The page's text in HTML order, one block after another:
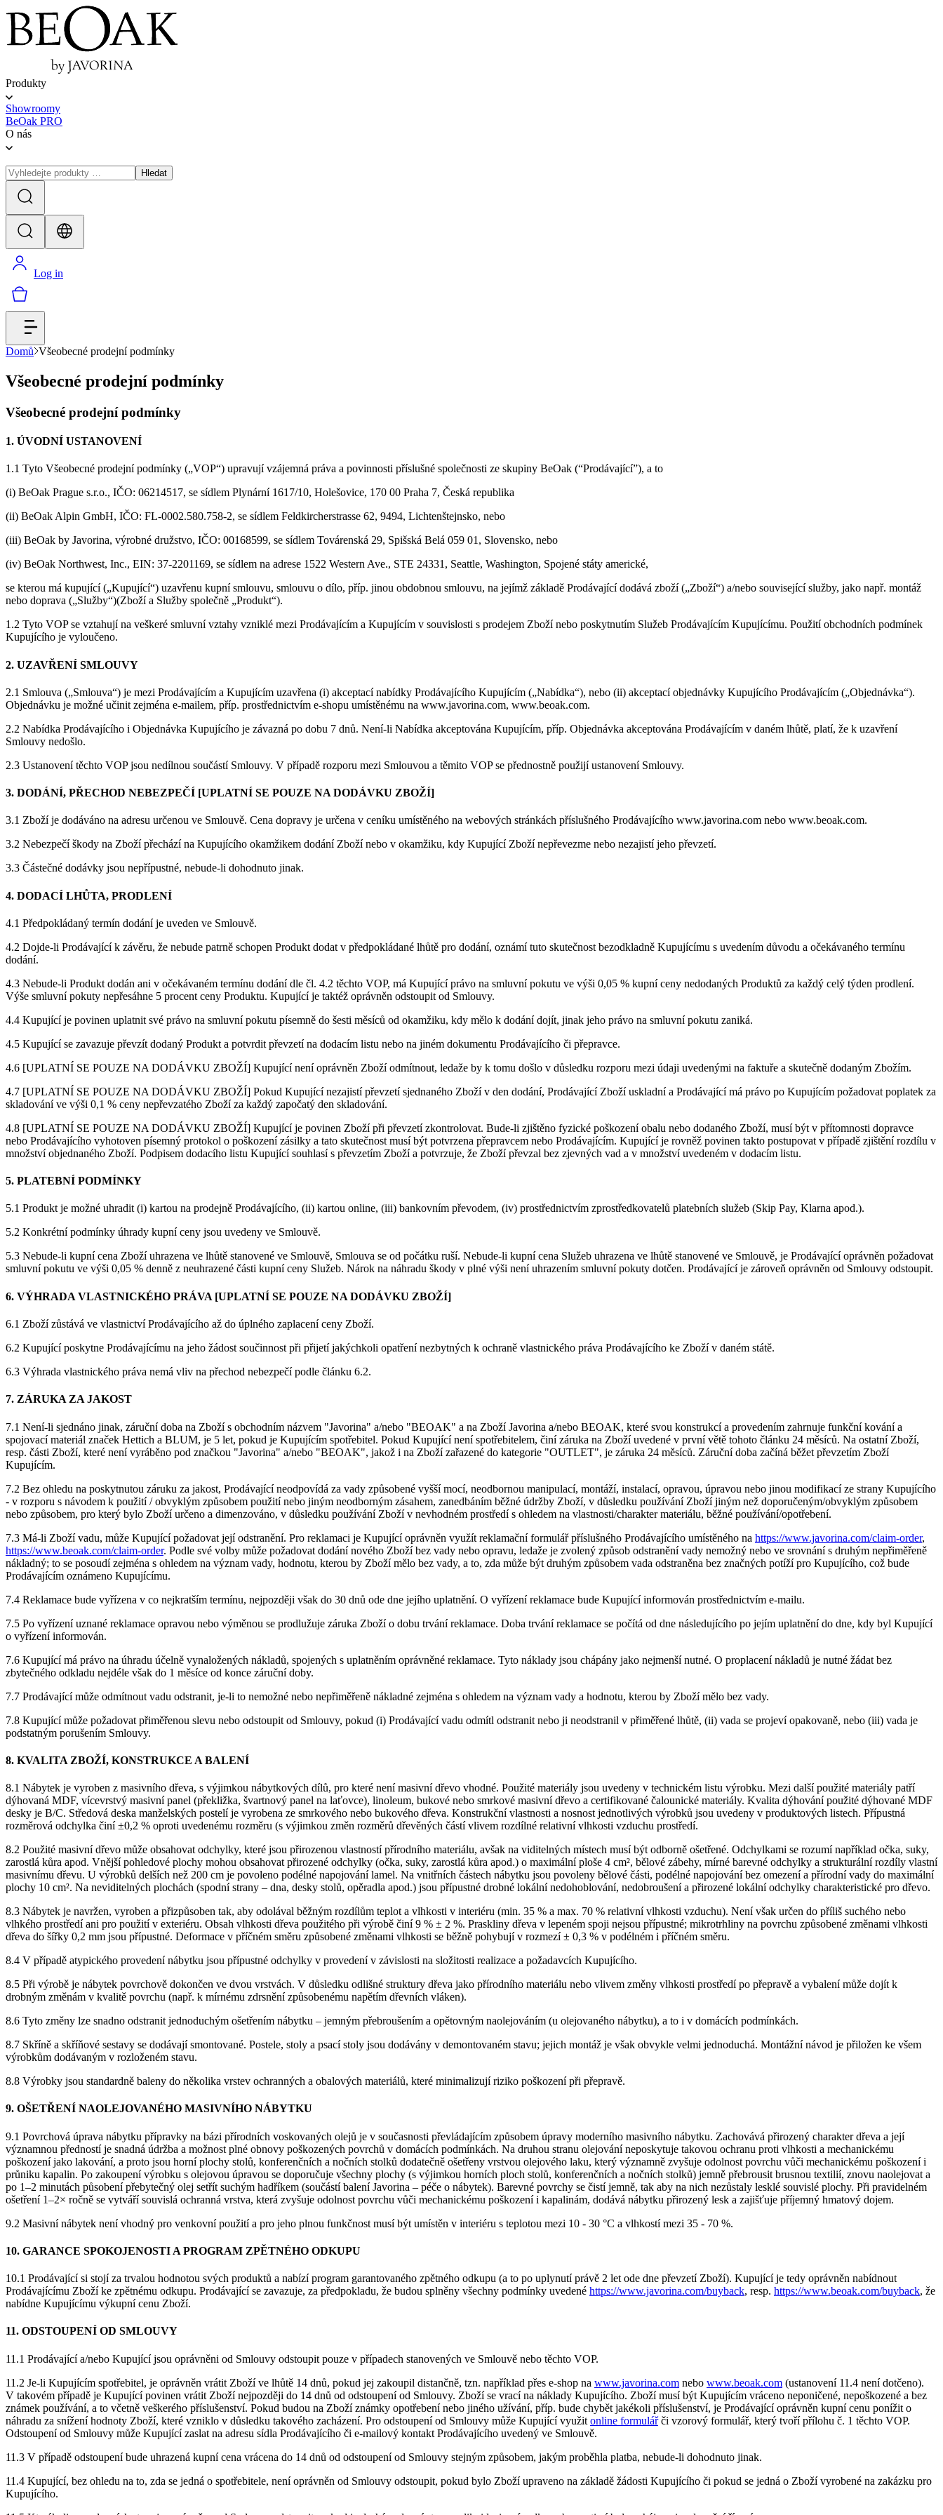
Produkty
Showroomy
BeOak PRO
O nás
Hledat
Log in
Domů Všeobecné prodejní podmínky
Všeobecné prodejní podmínky
Všeobecné prodejní podmínky
1. ÚVODNÍ USTANOVENÍ
1.1 Tyto Všeobecné prodejní podmínky („VOP“) upravují vzájemná práva a povinnosti příslušné společnosti ze skupiny BeOak (“Prodávající”), a to
(i) BeOak Prague s.r.o., IČO: 06214517, se sídlem Plynární 1617/10, Holešovice, 170 00 Praha 7, Česká republika
(ii) BeOak Alpin GmbH, IČO: FL-0002.580.758-2, se sídlem Feldkircherstrasse 62, 9494, Lichtenštejnsko, nebo
(iii) BeOak by Javorina, výrobné družstvo, IČO: 00168599, se sídlem Továrenská 29, Spišská Belá 059 01, Slovensko, nebo
(iv) BeOak Northwest, Inc., EIN: 37-2201169, se sídlem na adrese 1522 Western Ave., STE 24331, Seattle, Washington, Spojené státy americké,
se kterou má kupující („Kupující“) uzavřenu kupní smlouvu, smlouvu o dílo, příp. jinou obdobnou smlouvu, na jejímž základě Prodávající dodává zboží („Zboží“) a/nebo související služby, jako např. montáž
nebo doprava („Služby“)(Zboží a Služby společně „Produkt“).
1.2 Tyto VOP se vztahují na veškeré smluvní vztahy vzniklé mezi Prodávajícím a Kupujícím v souvislosti s prodejem Zboží nebo poskytnutím Služeb Prodávajícím Kupujícímu. Použití obchodních podmínek
Kupujícího je vyloučeno.
2. UZAVŘENÍ SMLOUVY
2.1 Smlouva („Smlouva“) je mezi Prodávajícím a Kupujícím uzavřena (i) akceptací nabídky Prodávajícího Kupujícím („Nabídka“), nebo (ii) akceptací objednávky Kupujícího Prodávajícím („Objednávka“).
Objednávku je možné učinit zejména e-mailem, příp. prostřednictvím e-shopu umístěnému na www.javorina.com, www.beoak.com.
2.2 Nabídka Prodávajícího i Objednávka Kupujícího je závazná po dobu 7 dnů. Není-li Nabídka akceptována Kupujícím, příp. Objednávka akceptována Prodávajícím v daném lhůtě, platí, že k uzavření
Smlouvy nedošlo.
2.3 Ustanovení těchto VOP jsou nedílnou součástí Smlouvy. V případě rozporu mezi Smlouvou a těmito VOP se přednostně použijí ustanovení Smlouvy.
3. DODÁNÍ, PŘECHOD NEBEZPEČÍ [UPLATNÍ SE POUZE NA DODÁVKU ZBOŽÍ]
3.1 Zboží je dodáváno na adresu určenou ve Smlouvě. Cena dopravy je určena v ceníku umístěného na webových stránkách příslušného Prodávajícího www.javorina.com nebo www.beoak.com.
3.2 Nebezpečí škody na Zboží přechází na Kupujícího okamžikem dodání Zboží nebo v okamžiku, kdy Kupující Zboží nepřevezme nebo nezajistí jeho převzetí.
3.3 Částečné dodávky jsou nepřípustné, nebude-li dohodnuto jinak.
4. DODACÍ LHŮTA, PRODLENÍ
4.1 Předpokládaný termín dodání je uveden ve Smlouvě.
4.2 Dojde-li Prodávající k závěru, že nebude patrně schopen Produkt dodat v předpokládané lhůtě pro dodání, oznámí tuto skutečnost bezodkladně Kupujícímu s uvedením důvodu a očekávaného termínu
dodání.
4.3 Nebude-li Produkt dodán ani v očekávaném termínu dodání dle čl. 4.2 těchto VOP, má Kupující právo na smluvní pokutu ve výši 0,05 % kupní ceny nedodaných Produktů za každý celý týden prodlení.
Výše smluvní pokuty nepřesáhne 5 procent ceny Produktu. Kupující je taktéž oprávněn odstoupit od Smlouvy.
4.4 Kupující je povinen uplatnit své právo na smluvní pokutu písemně do šesti měsíců od okamžiku, kdy mělo k dodání dojít, jinak jeho právo na smluvní pokutu zaniká.
4.5 Kupující se zavazuje převzít dodaný Produkt a potvrdit převzetí na dodacím listu nebo na jiném dokumentu Prodávajícího či přepravce.
4.6 [UPLATNÍ SE POUZE NA DODÁVKU ZBOŽÍ] Kupující není oprávněn Zboží odmítnout, ledaže by k tomu došlo v důsledku rozporu mezi údaji uvedenými na faktuře a skutečně dodaným Zbožím.
4.7 [UPLATNÍ SE POUZE NA DODÁVKU ZBOŽÍ] Pokud Kupující nezajistí převzetí sjednaného Zboží v den dodání, Prodávající Zboží uskladní a Prodávající má právo po Kupujícím požadovat poplatek za
skladování ve výši 0,1 % ceny nepřevzatého Zboží za každý započatý den skladování.
4.8 [UPLATNÍ SE POUZE NA DODÁVKU ZBOŽÍ] Kupující je povinen Zboží při převzetí zkontrolovat. Bude-li zjištěno fyzické poškození obalu nebo dodaného Zboží, musí být v přítomnosti dopravce
nebo Prodávajícího vyhotoven písemný protokol o poškození zásilky a tato skutečnost musí být potvrzena přepravcem nebo Prodávajícím. Kupující je rovněž povinen takto postupovat v případě zjištění rozdílu v
množství objednaného Zboží. Podpisem dodacího listu Kupující souhlasí s převzetím Zboží a potvrzuje, že Zboží převzal bez zjevných vad a v množství uvedeném v dodacím listu.
5. PLATEBNÍ PODMÍNKY
5.1 Produkt je možné uhradit (i) kartou na prodejně Prodávajícího, (ii) kartou online, (iii) bankovním převodem, (iv) prostřednictvím zprostředkovatelů platebních služeb (Skip Pay, Klarna apod.).
5.2 Konkrétní podmínky úhrady kupní ceny jsou uvedeny ve Smlouvě.
5.3 Nebude-li kupní cena Zboží uhrazena ve lhůtě stanovené ve Smlouvě, Smlouva se od počátku ruší. Nebude-li kupní cena Služeb uhrazena ve lhůtě stanovené ve Smlouvě, je Prodávající oprávněn požadovat
smluvní pokutu ve výši 0,05 % denně z neuhrazené části kupní ceny Služeb. Nárok na náhradu škody v plné výši není uhrazením smluvní pokuty dotčen. Prodávající je zároveň oprávněn od Smlouvy odstoupit.
6. VÝHRADA VLASTNICKÉHO PRÁVA [UPLATNÍ SE POUZE NA DODÁVKU ZBOŽÍ]
6.1 Zboží zůstává ve vlastnictví Prodávajícího až do úplného zaplacení ceny Zboží.
6.2 Kupující poskytne Prodávajícímu na jeho žádost součinnost při přijetí jakýchkoli opatření nezbytných k ochraně vlastnického práva Prodávajícího ke Zboží v daném státě.
6.3 Výhrada vlastnického práva nemá vliv na přechod nebezpečí podle článku 6.2.
7. ZÁRUKA ZA JAKOST
7.1 Není-li sjednáno jinak, záruční doba na Zboží s obchodním názvem "Javorina" a/nebo "BEOAK" a na Zboží Javorina a/nebo BEOAK, které svou konstrukcí a provedením zahrnuje funkční kování a
spojovací materiál značek Hettich a BLUM, je 5 let, pokud je Kupujícím spotřebitel. Pokud Kupující není spotřebitelem, činí záruka na Zboží uvedené v první větě tohoto článku 24 měsíců. Na ostatní Zboží,
resp. části Zboží, které není vyráběno pod značkou "Javorina" a/nebo "BEOAK", jakož i na Zboží zařazené do kategorie "OUTLET", je záruka 24 měsíců. Záruční doba začíná běžet převzetím Zboží
Kupujícím.
7.2 Bez ohledu na poskytnutou záruku za jakost, Prodávající neodpovídá za vady způsobené vyšší mocí, neodbornou manipulací, montáží, instalací, opravou, úpravou nebo jinou modifikací ze strany Kupujícího
- v rozporu s návodem k použití / obvyklým způsobem použití nebo jiným neodborným zásahem, zanedbáním běžné údržby Zboží, v důsledku používání Zboží jiným než doporučeným/obvyklým způsobem
nebo způsobem, pro který bylo Zboží určeno a dimenzováno, v důsledku používání Zboží v nevhodném prostředí s ohledem na vlastnosti/charakter materiálu, běžné používání/opotřebení.
7.3 Má-li Zboží vadu, může Kupující požadovat její odstranění. Pro reklamaci je Kupující oprávněn využít reklamační formulář příslušného Prodávajícího umístěného na https://www.javorina.com/claim-order,
https://www.beoak.com/claim-order. Podle své volby může požadovat dodání nového Zboží bez vady nebo opravu, ledaže je zvolený způsob odstranění vady nemožný nebo ve srovnání s druhým nepřiměřeně
nákladný; to se posoudí zejména s ohledem na význam vady, hodnotu, kterou by Zboží mělo bez vady, a to, zda může být druhým způsobem vada odstraněna bez značných potíží pro Kupujícího, což bude
Prodávajícím oznámeno Kupujícímu.
7.4 Reklamace bude vyřízena v co nejkratším termínu, nejpozději však do 30 dnů ode dne jejího uplatnění. O vyřízení reklamace bude Kupující informován prostřednictvím e-mailu.
7.5 Po vyřízení uznané reklamace opravou nebo výměnou se prodlužuje záruka Zboží o dobu trvání reklamace. Doba trvání reklamace se počítá od dne následujícího po jejím uplatnění do dne, kdy byl Kupující
o vyřízení informován.
7.6 Kupující má právo na úhradu účelně vynaložených nákladů, spojených s uplatněním oprávněné reklamace. Tyto náklady jsou chápány jako nejmenší nutné. O proplacení nákladů je nutné žádat bez
zbytečného odkladu nejdéle však do 1 měsíce od konce záruční doby.
7.7 Prodávající může odmítnout vadu odstranit, je-li to nemožné nebo nepřiměřeně nákladné zejména s ohledem na význam vady a hodnotu, kterou by Zboží mělo bez vady.
7.8 Kupující může požadovat přiměřenou slevu nebo odstoupit od Smlouvy, pokud (i) Prodávající vadu odmítl odstranit nebo ji neodstranil v přiměřené lhůtě, (ii) vada se projeví opakovaně, nebo (iii) vada je
podstatným porušením Smlouvy.
8. KVALITA ZBOŽÍ, KONSTRUKCE A BALENÍ
8.1 Nábytek je vyroben z masivního dřeva, s výjimkou nábytkových dílů, pro které není masivní dřevo vhodné. Použité materiály jsou uvedeny v technickém listu výrobku. Mezi další použité materiály patří
dýhovaná MDF, vícevrstvý masivní panel (překližka, švartnový panel na laťovce), linoleum, bukové nebo smrkové masivní dřevo a certifikované čalounické materiály. Kvalita dýhování použité dýhované MDF
desky je B/C. Středová deska manželských postelí je vyrobena ze smrkového nebo bukového dřeva. Konstrukční vlastnosti a nosnost jednotlivých výrobků jsou uvedeny v produktových listech. Přípustná
rozměrová odchylka činí ±0,2 % oproti uvedenému rozměru (s výjimkou změn rozměrů dřevěných částí vlivem rozdílné relativní vlhkosti vzduchu prostředí.
8.2 Použité masivní dřevo může obsahovat odchylky, které jsou přirozenou vlastností přírodního materiálu, avšak na viditelných místech musí být odborně ošetřené. Odchylkami se rozumí například očka, suky,
zarostlá kůra apod. Vnější pohledové plochy mohou obsahovat přirozené odchylky (očka, suky, zarostlá kůra apod.) o maximální ploše 4 cm², bělové zábehy, mírné barevné odchylky a strukturální rozdíly vlastní
masivnímu dřevu. U výrobků delších než 200 cm je povoleno podélné napojování lamel. Na vnitřních částech nábytku jsou povoleny bělové části, podélné napojování bez omezení a přírodní vady do maximální
plochy 10 cm². Na neviditelných plochách (spodní strany – dna, desky stolů, opěradla apod.) jsou přípustné drobné lokální nedohoblování, nedobroušení a přirozené lokální odchylky charakteristické pro dřevo.
8.3 Nábytek je navržen, vyroben a přizpůsoben tak, aby odolával běžným rozdílům teplot a vlhkosti v interiéru (min. 35 % a max. 70 % relativní vlhkosti vzduchu). Není však určen do příliš suchého nebo
vlhkého prostředí ani pro použití v exteriéru. Obsah vlhkosti dřeva použitého při výrobě činí 9 % ± 2 %. Praskliny dřeva v lepeném spoji nejsou přípustné; mikrotrhliny na povrchu způsobené změnami vlhkosti
dřeva do šířky 0,2 mm jsou přípustné. Deformace v příčném směru způsobené změnami vlhkosti se běžně pohybují v rozmezí ± 0,3 % v podélném i příčném směru.
8.4 V případě atypického provedení nábytku jsou přípustné odchylky v provedení v závislosti na složitosti realizace a požadavcích Kupujícího.
8.5 Při výrobě je nábytek povrchově dokončen ve dvou vrstvách. V důsledku odlišné struktury dřeva jako přírodního materiálu nebo vlivem změny vlhkosti prostředí po přepravě a vybalení může dojít k
drobným změnám v kvalitě povrchu (např. k mírnému zdrsnění způsobenému napětím dřevních vláken).
8.6 Tyto změny lze snadno odstranit jednoduchým ošetřením nábytku – jemným přebroušením a opětovným naolejováním (u olejovaného nábytku), a to i v domácích podmínkách.
8.7 Skříně a skříňové sestavy se dodávají smontované. Postele, stoly a psací stoly jsou dodávány v demontovaném stavu; jejich montáž je však obvykle velmi jednoduchá. Montážní návod je přiložen ke všem
výrobkům dodávaným v rozloženém stavu.
8.8 Výrobky jsou standardně baleny do několika vrstev ochranných a obalových materiálů, které minimalizují riziko poškození při přepravě.
9. OŠETŘENÍ NAOLEJOVANÉHO MASIVNÍHO NÁBYTKU
9.1 Povrchová úprava nábytku přípravky na bázi přírodních voskovaných olejů je v současnosti převládajícím způsobem úpravy moderního masivního nábytku. Zachovává přirozený charakter dřeva a její
významnou předností je snadná údržba a možnost plné obnovy poškozených povrchů v domácích podmínkách. Na druhou stranu olejování neposkytuje takovou ochranu proti vlhkosti a mechanickému
poškození jako lakování, a proto jsou horní plochy stolů, konferenčních a nočních stolků dodatečně ošetřeny vrstvou olejového laku, který významně zvyšuje odolnost povrchu vůči mechanickému poškození i
průniku kapalin. Po zakoupení výrobku s olejovou úpravou se doporučuje všechny plochy (s výjimkou horních ploch stolů, konferenčních a nočních stolků) jemně přebrousit brusnou textilií, znovu naolejovat a
po 1–2 minutách působení přebytečný olej setřít suchým hadříkem (součástí balení Javorina – péče o nábytek). Barevné povrchy se čistí jemně, tak aby na nich nezůstaly lesklé souvislé plochy. Při pravidelném
ošetření 1–2× ročně se vytváří souvislá ochranná vrstva, která zvyšuje odolnost povrchu vůči mechanickému poškození i kapalinám, dodává nábytku přirozený lesk a zajišťuje příjemný hmatový dojem.
9.2 Masivní nábytek není vhodný pro venkovní použití a pro jeho plnou funkčnost musí být umístěn v interiéru s teplotou mezi 10 - 30 °C a vlhkostí mezi 35 - 70 %.
10. GARANCE SPOKOJENOSTI A PROGRAM ZPĚTNÉHO ODKUPU
10.1 Prodávající si stojí za trvalou hodnotou svých produktů a nabízí program garantovaného zpětného odkupu (a to po uplynutí právě 2 let ode dne převzetí Zboží). Kupující je tedy oprávněn nabídnout
Prodávajícímu Zboží ke zpětnému odkupu. Prodávající se zavazuje, za předpokladu, že budou splněny všechny podmínky uvedené https://www.javorina.com/buyback, resp. https://www.beoak.com/buyback, že
nabídne Kupujícímu výkupní cenu Zboží.
11. ODSTOUPENÍ OD SMLOUVY
11.1 Prodávající a/nebo Kupující jsou oprávněni od Smlouvy odstoupit pouze v případech stanovených ve Smlouvě nebo těchto VOP.
11.2 Je-li Kupujícím spotřebitel, je oprávněn vrátit Zboží ve lhůtě 14 dnů, pokud jej zakoupil distančně, tzn. například přes e-shop na www.javorina.com nebo www.beoak.com (ustanovení 11.4 není dotčeno).
V takovém případě je Kupující povinen vrátit Zboží nejpozději do 14 dnů od odstoupení od Smlouvy. Zboží se vrací na náklady Kupujícího. Zboží musí být Kupujícím vráceno neponičené, nepoškozené a bez
známek používání, a to včetně veškerého příslušenství. Pokud budou na Zboží známky opotřebení nebo jiného užívání, příp. bude chybět jakékoli příslušenství, je Prodávající oprávněn kupní cenu ponížit o
náhradu za snížení hodnoty Zboží, které vzniklo v důsledku takového zacházení. Pro odstoupení od Smlouvy může Kupující využit online formulářči vzorový formulář, který tvoří přílohu č. 1 těchto VOP.
Odstoupení od Smlouvy může Kupující zaslat na adresu sídla Prodávajícího či e-mailový kontakt Prodávajícího uvedený ve Smlouvě.
11.3 V případě odstoupení bude uhrazená kupní cena vrácena do 14 dnů od odstoupení od Smlouvy stejným způsobem, jakým proběhla platba, nebude-li dohodnuto jinak.
11.4 Kupující, bez ohledu na to, zda se jedná o spotřebitele, není oprávněn od Smlouvy odstoupit, pokud bylo Zboží upraveno na základě žádosti Kupujícího či pokud se jedná o Zboží vyrobené na zakázku pro
Kupujícího.